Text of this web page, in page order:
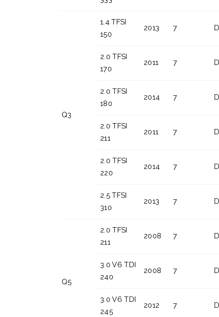
Q3
1.4 TFSI
150
2013 7
2.0 TFSI
170
2011 7
2.0 TFSI
180
2014 7
2.0 TFSI
211
2011 7
2.0 TFSI
220
2014 7
2.5 TFSI
310
2013 7
Q5
2.0 TFSI
211
2008 7
3.0 V6 TDI
240
2008 7
3.0 V6 TDI
245
2012 7